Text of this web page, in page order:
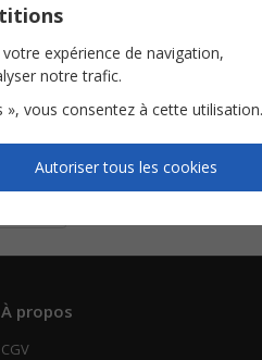
de vrai
À propos
CGV
expérience de navigation,
notre trafic.
vous consentez à cette utilisation.
Autoriser tous les cookies